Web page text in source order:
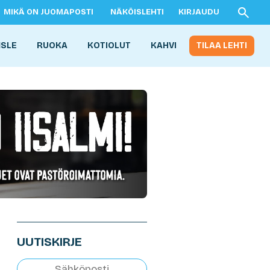
MIKÄ ON JUOMAPOSTI NÄKÖISLEHTI KIRJAUDU
RUOKA KOTIOLUT KAHVI TILAA LEHTI
UUTISKIRJE